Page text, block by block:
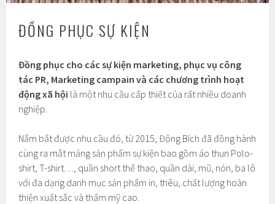
ĐỒNG PHỤC SỰ KIỆN
Đồng phục cho các sự kiện marketing, phục vụ công
tác PR, Marketing campain và các chương trình hoạt
động xã hội là một nhu cầu cấp thiết của rất nhiều doanh
nghiệp.
Nắm bắt được nhu cầu đó, từ 2015, Đông Bích đã đồng hành
cùng ra mắt mảng sản phẩm sự kiện bao gồm áo thun Polo-
shirt, T-shirt…, quần short thể thao, quần dài, mũ, nón, ba lô
với đa dạng danh mục sản phẩm in, thêu, chất lượng hoàn
thiện xuất sắc và thẩm mỹ cao.